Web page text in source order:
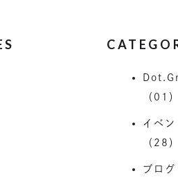
（01）
イベン
（28）
ブロ